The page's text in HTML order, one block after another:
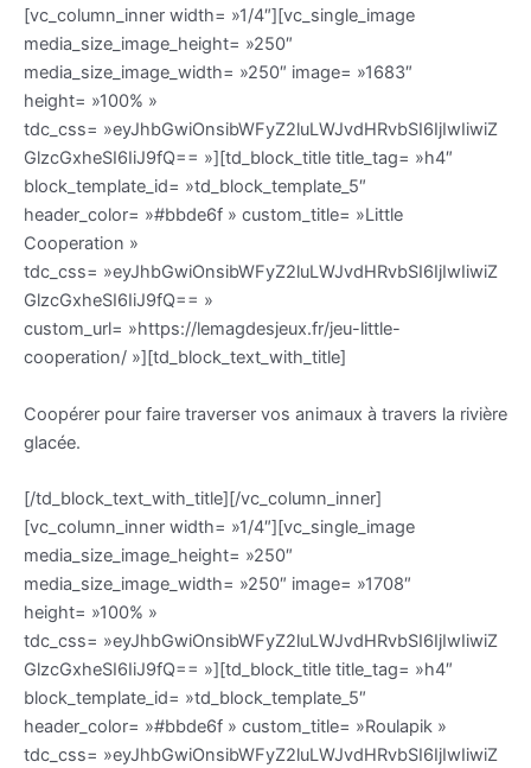
[vc_column_inner width= »1/4″][vc_single_image
media_size_image_height= »250″
media_size_image_width= »250″ image= »1683″
height= »100% »
tdc_css= »eyJhbGwiOnsibWFyZ2luLWJvdHRvbSI6IjIwIiwiZ
GlzcGxheSI6IiJ9fQ== »][td_block_title title_tag= »h4″
block_template_id= »td_block_template_5″
header_color= »#bbde6f » custom_title= »Little
Cooperation »
tdc_css= »eyJhbGwiOnsibWFyZ2luLWJvdHRvbSI6IjIwIiwiZ
GlzcGxheSI6IiJ9fQ== »
custom_url= »https://lemagdesjeux.fr/jeu-little-
cooperation/ »][td_block_text_with_title]
Coopérer pour faire traverser vos animaux à travers la rivière
glacée.
[/td_block_text_with_title][/vc_column_inner]
[vc_column_inner width= »1/4″][vc_single_image
media_size_image_height= »250″
media_size_image_width= »250″ image= »1708″
height= »100% »
tdc_css= »eyJhbGwiOnsibWFyZ2luLWJvdHRvbSI6IjIwIiwiZ
GlzcGxheSI6IiJ9fQ== »][td_block_title title_tag= »h4″
block_template_id= »td_block_template_5″
header_color= »#bbde6f » custom_title= »Roulapik »
tdc_css= »eyJhbGwiOnsibWFyZ2luLWJvdHRvbSI6IjIwIiwiZ